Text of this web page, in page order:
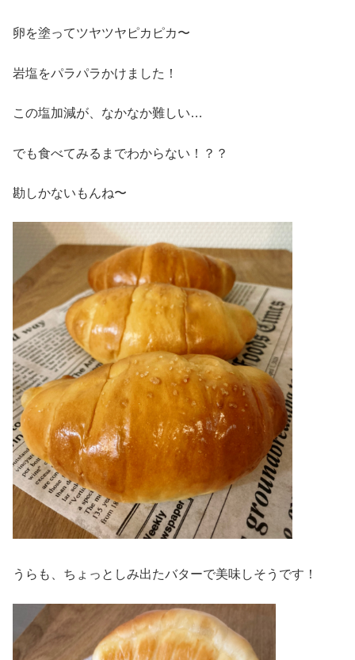
卵を塗ってツヤツヤピカピカ〜
岩塩をパラパラかけました！
この塩加減が、なかなか難しい…
でも食べてみるまでわからない！？？
勘しかないもんね〜
うらも、ちょっとしみ出たバターで美味しそうです！